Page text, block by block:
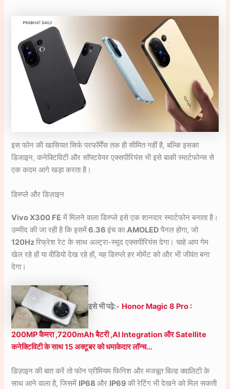
इस फोन की खासियत सिर्फ परफॉर्मेंस तक ही सीमित नहीं है, बल्कि इसका
डिजाइन, कनेक्टिविटी और सॉफ्टवेयर एक्सपीरियंस भी इसे बाकी स्मार्टफोन्स से
एक कदम आगे खड़ा करता है।
डिस्प्ले और डिज़ाइन
Vivo X300 FE में मिलने वाला डिस्प्ले इसे एक शानदार स्मार्टफोन बनाता है।
उम्मीद की जा रही है कि इसमें6.36इंच काAMOLEDपैनल होगा, जो
120Hzरिफ्रेश रेट के साथ अल्ट्रा-स्मूद एक्सपीरियंस देगा। चाहे आप गेम
खेल रहे हों या वीडियो देख रहे हों, यह डिस्प्ले हर मोमेंट को और भी जीवंत बना
देगा।
इसे भी पढ़े:- Honor Magic 8 Pro :
200MP कैमरा ,7200mAh बैटरी ,AI Integration और Satellite
कनेक्टिविटी के साथ 15 अक्टूबर को धमाकेदार लॉन्च…
डिज़ाइन की बात करें तो फोन प्रीमियम फिनिश और मजबूत बिल्ड क्वालिटी के
साथ आने वाला है, जिसमें IP68और IP69की रेटिंग भी देखने को मिल सकती